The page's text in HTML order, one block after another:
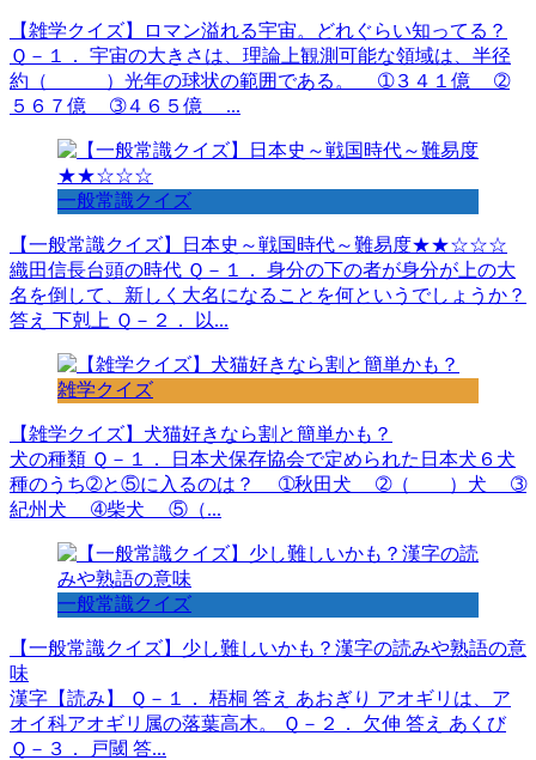
【雑学クイズ】ロマン溢れる宇宙。どれぐらい知ってる？
Ｑ－１． 宇宙の大きさは、理論上観測可能な領域は、半径
約（ ）光年の球状の範囲である。 ➀３４１億 ➁
５６７億 ➂４６５億 ...
一般常識クイズ
【一般常識クイズ】日本史～戦国時代～難易度★★☆☆☆
織田信長台頭の時代 Ｑ－１． 身分の下の者が身分が上の大
名を倒して、新しく大名になることを何というでしょうか？
答え 下剋上 Ｑ－２． 以...
雑学クイズ
【雑学クイズ】犬猫好きなら割と簡単かも？
犬の種類 Ｑ－１． 日本犬保存協会で定められた日本犬６犬
種のうち➁と⑤に入るのは？ ➀秋田犬 ➁（ ）犬 ➂
紀州犬 ➃柴犬 ⑤（...
一般常識クイズ
【一般常識クイズ】少し難しいかも？漢字の読みや熟語の意
味
漢字【読み】 Ｑ－１． 梧桐 答え あおぎり アオギリは、ア
オイ科アオギリ属の落葉高木。 Ｑ－２． 欠伸 答え あくび
Ｑ－３． 戸閾 答...